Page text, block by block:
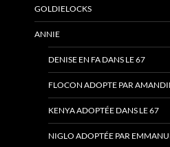
GOLDIELOCKS
ANNIE
DENISE EN FA DANS LE 67
FLOCON ADOPTE PAR
KENYA ADOPTÉE DANS LE 67
NIGLO ADOPTÉE PAR